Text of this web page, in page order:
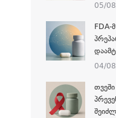
05/
FDA-
04/